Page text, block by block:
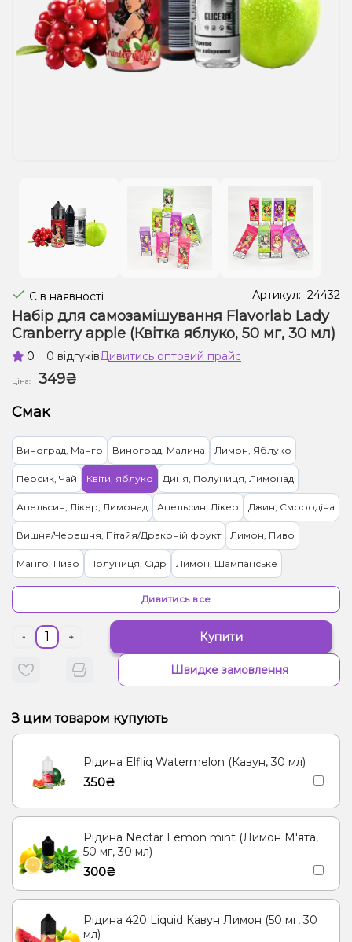
Рідини для електронних сигарет
Подарункові набори
Є в наявності Артикул: 24432
Набір для самозамішування Flavorlab Lady
Cranberry apple (Квітка яблуко, 50 мг, 30 мл)
0 0 відгуківДивитись оптовий прайс
Ціна:
349₴
Смак
Виноград, Манго Виноград, Малина Лимон, Яблуко
Персик, Чай Квіти, яблуко Диня, Полуниця, Лимонад
Апельсин, Лікер, Лимонад Апельсин, Лікер Джин, Смородіна
Вишня/Черешня, Пітайя/Драконій фрукт Лимон, Пиво
Манго, Пиво Полуниця, Сідр Лимон, Шампанське
Дивитись все
- + Купити
Швидке замовлення
З цим товаром купують
Рідина Elfliq Watermelon (Кавун, 30 мл)
350₴
Рідина Nectar Lemon mint (Лимон М'ята,
50 мг, 30 мл)
300₴
Рідина 420 Liquid Кавун Лимон (50 мг, 30
мл)